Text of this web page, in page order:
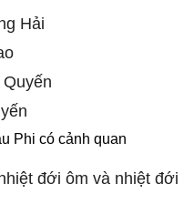
Hải
Phi có cảnh quan
đới ôm và nhiệt đới